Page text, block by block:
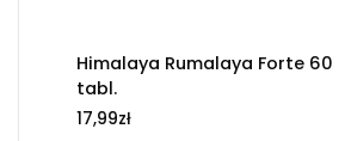
Himalaya Rumalaya Forte 60
tabl.
17,99zł